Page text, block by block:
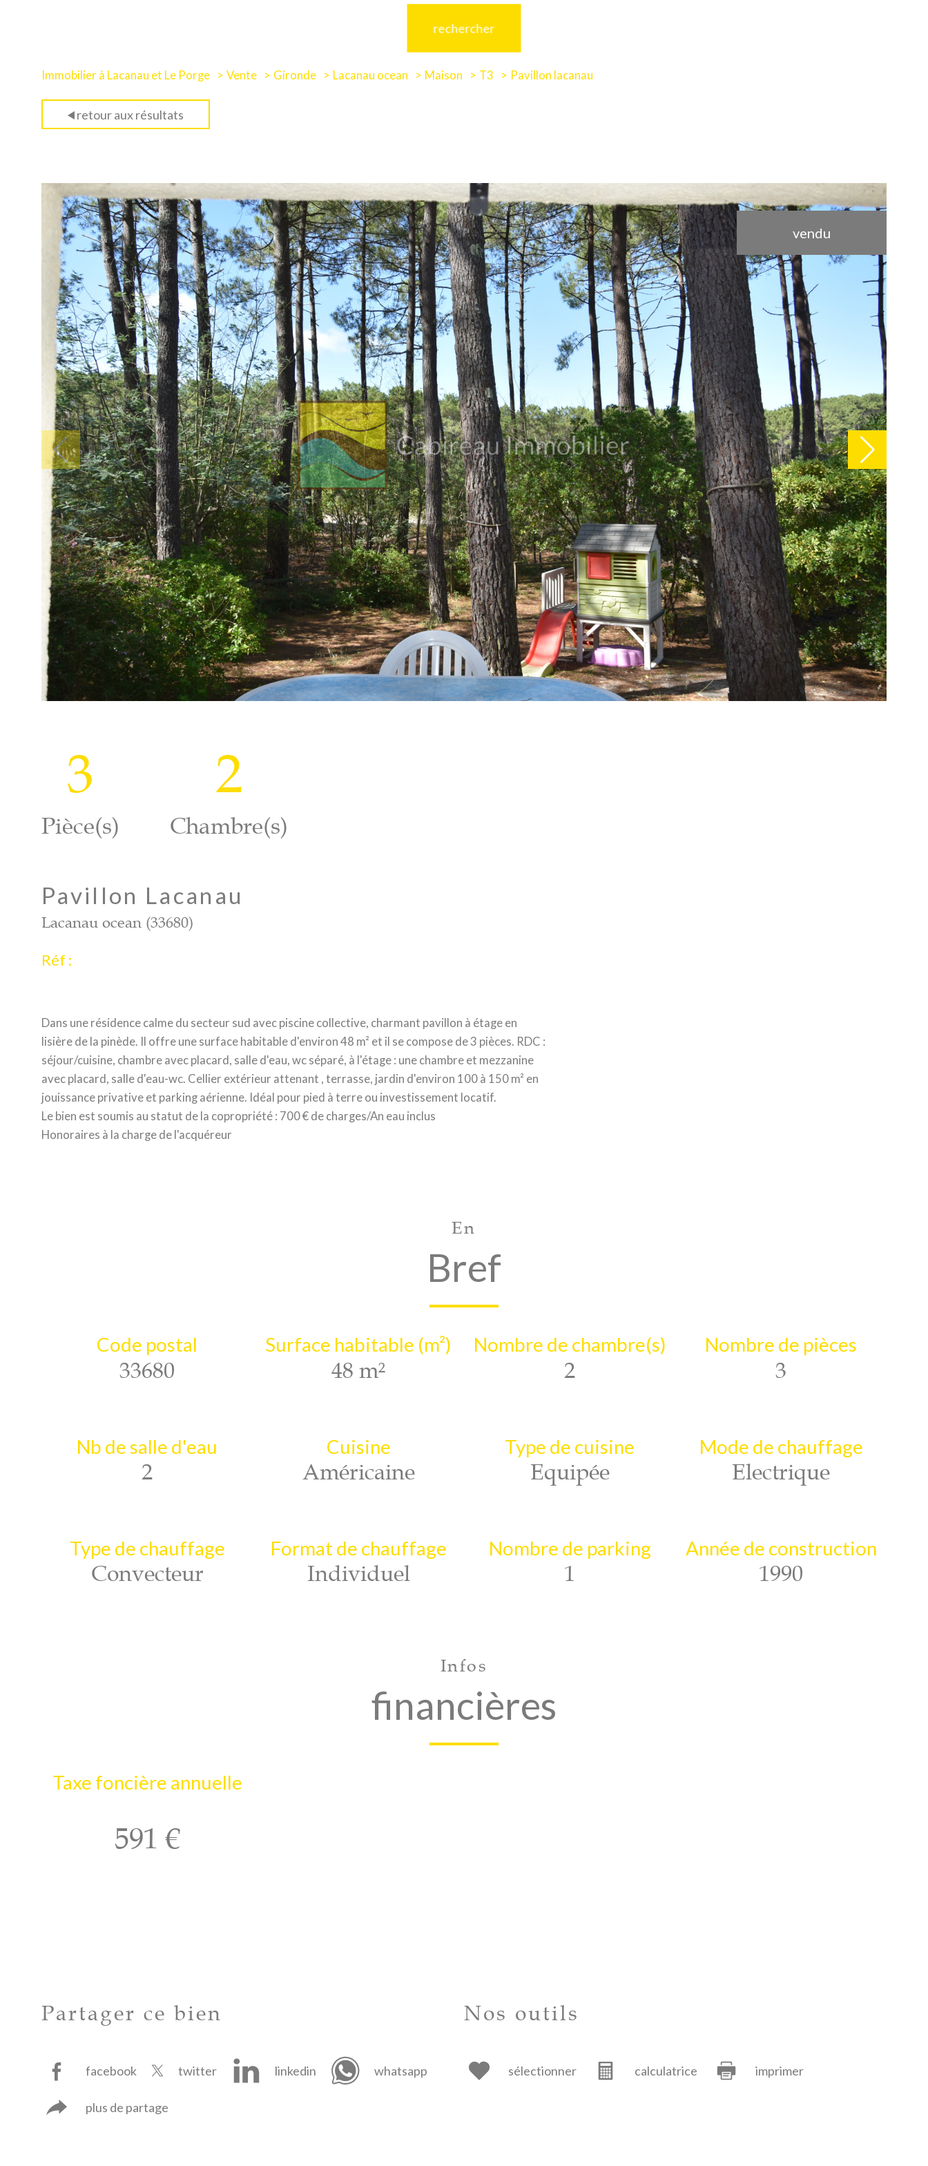
rechercher
Immobilier à Lacanau et Le Porge Vente Gironde Lacanau ocean Maison T3 Pavillon lacanau
retour aux résultats
vendu
3
Pièce(s)
2
Chambre(s)
Pavillon Lacanau
Lacanau ocean (33680)
Réf :
Dans une résidence calme du secteur sud avec piscine collective, charmant pavillon à étage en
lisière de la pinède. Il offre une surface habitable d'environ 48 m² et il se compose de 3 pièces. RDC :
séjour/cuisine, chambre avec placard, salle d'eau, wc séparé, à l'étage : une chambre et mezzanine
avec placard, salle d'eau-wc. Cellier extérieur attenant , terrasse, jardin d'environ 100 à 150 m² en
jouissance privative et parking aérienne. Idéal pour pied à terre ou investissement locatif.
Le bien est soumis au statut de la copropriété : 700 € de charges/An eau inclus
Honoraires à la charge de l'acquéreur
En
Bref
Code postal
33680
Surface habitable (m²)
48 m²
Nombre de chambre(s)
2
Nombre de pièces
3
Nb de salle d'eau
2
Cuisine
Américaine
Type de cuisine
Equipée
Mode de chauffage
Electrique
Type de chauffage
Convecteur
Format de chauffage
Individuel
Nombre de parking
1
Année de construction
1990
Infos
financières
Taxe foncière annuelle
591 €
Partager ce bien
facebook twitter linkedin whatsapp
plus de partage
Nos outils
sélectionner calculatrice imprimer